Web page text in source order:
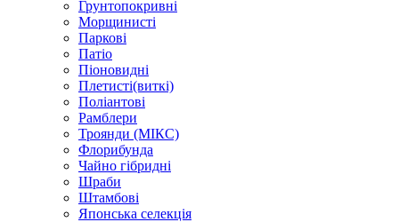
Грунтопокривні
Морщинисті
Паркові
Патіо
Піоновидні
Плетисті(виткі)
Поліантові
Рамблери
Троянди (МІКС)
Флорибунда
Чайно гібридні
Шраби
Штамбові
Японська селекція